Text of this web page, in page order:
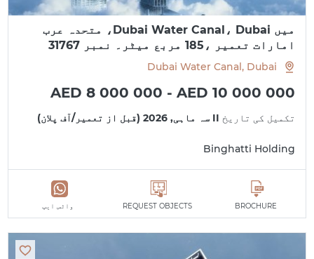
میں Dubai Water Canal، Dubai، متحدہ عرب
امارات تعمیر ،185 مربع میٹر۔ نمبر 31767
Dubai Water Canal, Dubai
AED 8 000 000 - AED 10 000 000
تکمیل کی تاریخ II سہ ماہی, 2026 (قبل از تعمیر/آف پلان)
Binghatti Holding
BROCHURE
REQUEST OBJECTS واٹس ایپ